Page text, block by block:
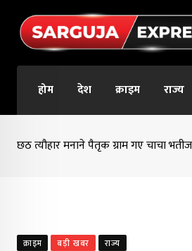
content
होम देश क्राइम राज्य
छठ त्यौहार मनाने पैतृक ग्राम गए चाचा
क्राइम बड़ी खबर राज्य